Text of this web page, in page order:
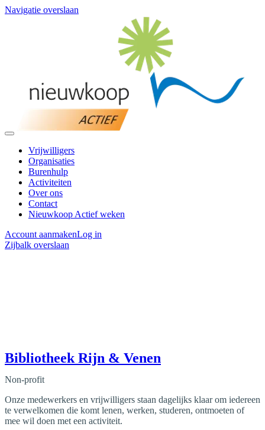
Navigatie overslaan
Vrijwilligers
Organisaties
Burenhulp
Activiteiten
Over ons
Contact
Nieuwkoop Actief weken
Account aanmakenLog in
Zijbalk overslaan
Bibliotheek Rijn & Venen
Non-profit
Onze medewerkers en vrijwilligers staan dagelijks klaar om iedereen
te verwelkomen die komt lenen, werken, studeren, ontmoeten of
mee wil doen met een activiteit.